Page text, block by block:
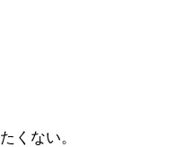
くない。